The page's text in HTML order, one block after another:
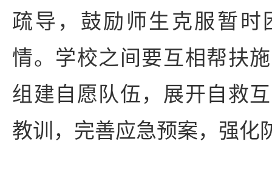
疏导，鼓励师生克服暂时
情。学校之间要互相帮扶
组建自愿队伍，展开自救
教训，完善应急预案，强化